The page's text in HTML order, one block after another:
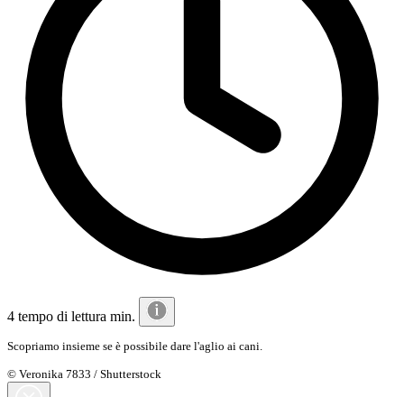
4 tempo di lettura min.
Scopriamo insieme se è possibile dare l'aglio ai cani.
© Veronika 7833 / Shutterstock